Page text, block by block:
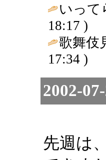
いって
18:17 )
歌舞伎
17:34 )
2002-
先週は